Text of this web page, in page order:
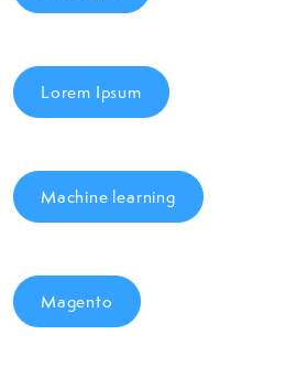
Lorem Ipsum
Machine learning
Magento